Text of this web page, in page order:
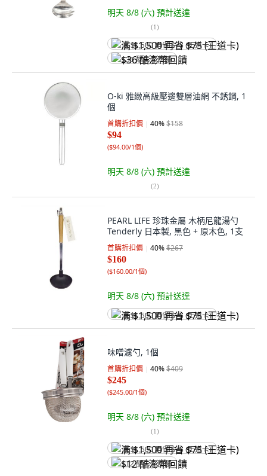
明天 8/8 (六) 預計送達
(1)
满 $1,500 再省 $75 (王道卡)
$36 酷澎幣回饋
O-ki 雅緻高級壓邊雙層油網 不銹鋼, 1
個
首購折扣價 40%$158
$94
($94.00/1個)
明天 8/8 (六) 預計送達
(2)
PEARL LIFE 珍珠金屬 木柄尼龍湯勺
Tenderly 日本製, 黑色 + 原木色, 1支
首購折扣價 40%$267
$160
($160.00/1個)
明天 8/8 (六) 預計送達
满 $1,500 再省 $75 (王道卡)
味噌濾勺, 1個
首購折扣價 40%$409
$245
($245.00/1個)
明天 8/8 (六) 預計送達
(1)
满 $1,500 再省 $75 (王道卡)
$12 酷澎幣回饋